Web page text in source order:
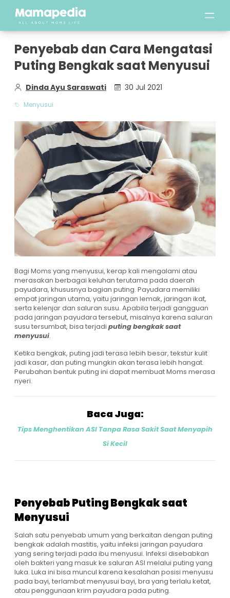
Penyebab dan Cara Mengatasi
Puting Bengkak saat Menyusui
Dinda Ayu Saraswati 30 Jul 2021
Menyusui
Bagi Moms yang menyusui, kerap kali mengalami atau
merasakan berbagai keluhan terutama pada daerah
payudara, khususnya bagian puting. Payudara memiliki
empat jaringan utama, yaitu jaringan lemak, jaringan ikat,
serta kelenjar dan saluran susu. Apabila terjadi gangguan
pada jaringan payudara tersebut, misalnya karena saluran
susu tersumbat, bisa terjadi puting bengkak saat
menyusui.
Ketika bengkak, puting jadi terasa lebih besar, tekstur kulit
jadi kasar, dan puting mungkin akan terasa lebih hangat.
Perubahan bentuk puting ini dapat membuat Moms merasa
nyeri.
Baca Juga:
Tips Menghentikan ASI Tanpa Rasa Sakit Saat Menyapih
Si Kecil
Penyebab Puting Bengkak saat
Menyusui
Salah satu penyebab umum yang berkaitan dengan puting
bengkak adalah mastitis, yaitu infeksi jaringan payudara
yang sering terjadi pada ibu menyusui. Infeksi disebabkan
oleh bakteri yang masuk ke saluran ASI melalui puting yang
luka. Luka ini bisa muncul karena kesalahan posisi menyusu
pada bayi, terlambat menyusui bayi, bra yang terlalu ketat,
atau penggunaan krim payudara pada puting.